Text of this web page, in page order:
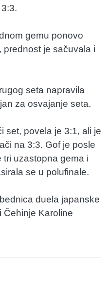
gemu ponovo
prednost je sačuvala i
seta napravila
za osvajanje seta.
set, povela je 3:1, ali je
na 3:3. Gof je posle
uzastopna gema i
se u polufinale.
duela japanske
Čehinje Karoline